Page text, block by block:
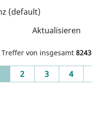
Aktualisieren
Treffer von insgesamt 8243
(current)
2 3 4